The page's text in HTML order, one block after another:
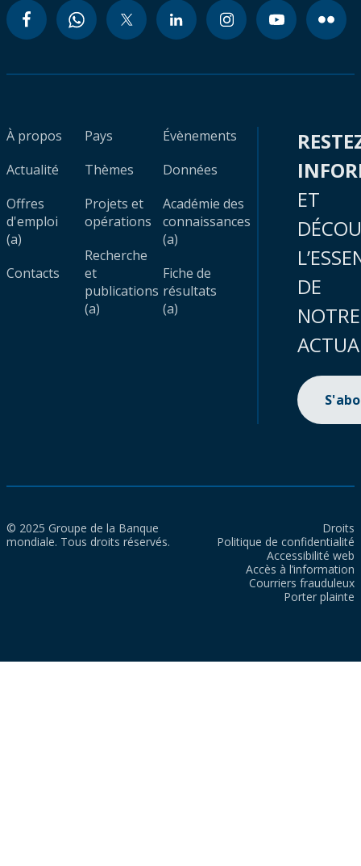
À propos
Actualité
Offres
d'emploi
(a)
Contacts
Pays
Thèmes
Projets et
opérations
Recherche
et
publications
(a)
Évènements
Données
Académie des
connaissances
(a)
Fiche de
résultats
(a)
ET
DE
NOTRE
© 2025 Groupe de la Banque
mondiale. Tous droits réservés.
Droits
Politique de confidentialité
Accessibilité web
Accès à l’information
Courriers frauduleux
Porter plainte